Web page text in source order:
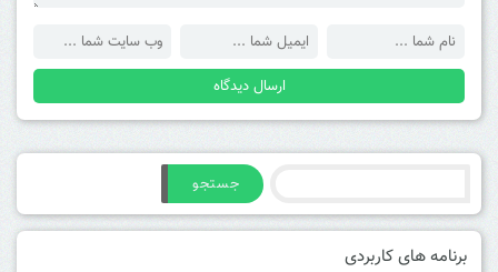
جستجو
برنامه های کاربردی